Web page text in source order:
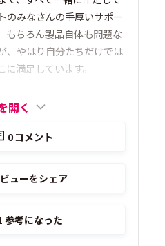
のみなさんの手厚いサポー
もちろん製品自体も問題な
、やはり自分たちだけでは
満足しています。
開く
0コメント
ューをシェア
参考になった